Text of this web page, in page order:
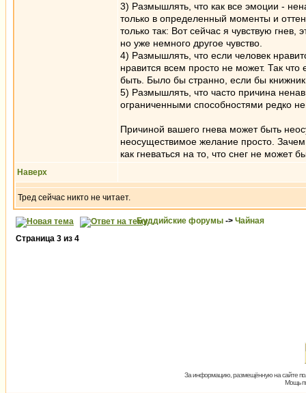
3) Размышлять, что как все эмоции -
только в определенный моменты и
только так: Вот сейчас я чувствую гнев,
но уже немного другое чувство.
4) Размышлять, что если человек
нравится всем просто не может. Так
быть. Было бы странно, если бы
5) Размышлять, что часто причина
ограниченными способностями редко
Причиной вашего гнева может быть
неосуществимое желание просто.
как гневаться на то, что снег не может
Наверх
Тред сейчас никто не читает.
Буддийские форумы -> Чайная
Страница 3 из 4
За информацию, размещённую на сайте
Мощь